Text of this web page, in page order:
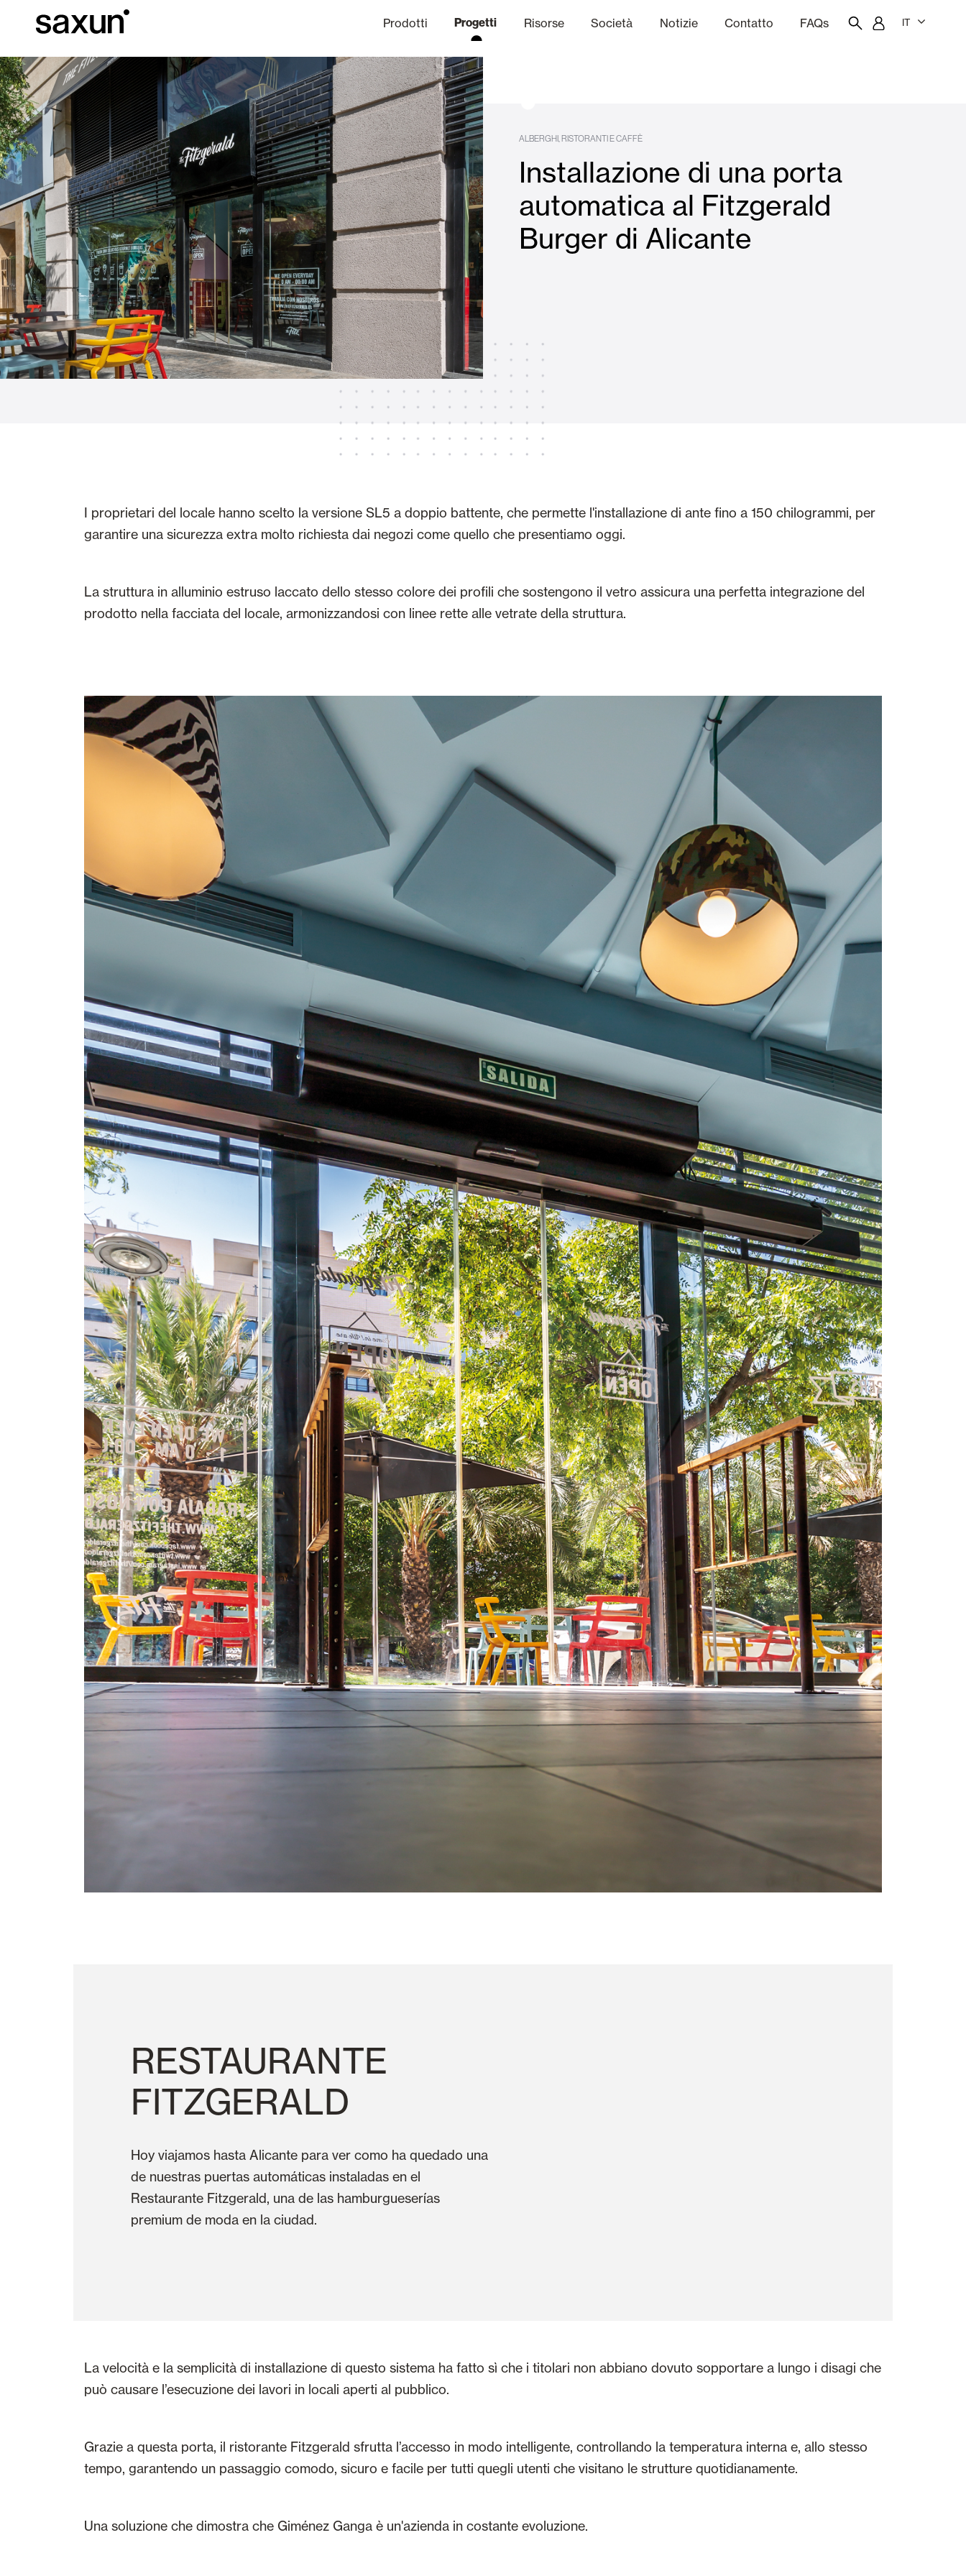
Prodotti
Cassonetti e Tapparelle Avvolgibili Pergole Bioclimatiche Tende interne
Vetrate Alicantinas e Tende a Stringhe Tende Esterne
Progetti
Alberghi, ristoranti e caffè Uffici Famiglie
Risorse
Download Informazioni tecniche Finiture
Società
Chi siamo Canale Etico
Notizie Contatto FAQs IT
ALBERGHI, RISTORANTI E CAFFÈ
Installazione di una porta
automatica al Fitzgerald
Burger di Alicante
I proprietari del locale hanno scelto la versione SL5 a doppio battente, che permette l'installazione di ante fino a 150 chilogrammi, per
garantire una sicurezza extra molto richiesta dai negozi come quello che presentiamo oggi.
La struttura in alluminio estruso laccato dello stesso colore dei profili che sostengono il vetro assicura una perfetta integrazione del
prodotto nella facciata del locale, armonizzandosi con linee rette alle vetrate della struttura.
RESTAURANTE
FITZGERALD
Hoy viajamos hasta Alicante para ver como ha quedado una
de nuestras puertas automáticas instaladas en el
Restaurante Fitzgerald, una de las hamburgueserías
premium de moda en la ciudad.
La velocità e la semplicità di installazione di questo sistema ha fatto sì che i titolari non abbiano dovuto sopportare a lungo i disagi che
può causare l’esecuzione dei lavori in locali aperti al pubblico.
Grazie a questa porta, il ristorante Fitzgerald sfrutta l’accesso in modo intelligente, controllando la temperatura interna e, allo stesso
tempo, garantendo un passaggio comodo, sicuro e facile per tutti quegli utenti che visitano le strutture quotidianamente.
Una soluzione che dimostra che Giménez Ganga è un'azienda in costante evoluzione.